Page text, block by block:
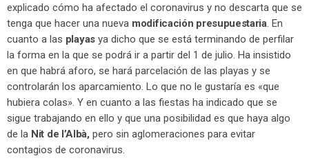
explicado cómo ha afectado el coronavirus y no descarta que se
tenga que hacer una nueva modificación presupuestaria. En
cuanto a las playasya dicho que se está terminando de perfilar
la forma en la que se podrá ir a partir del 1 de julio. Ha insistido
en que habrá aforo, se hará parcelación de las playas y se
controlarán los aparcamiento. Lo que no le gustaría es «que
hubiera colas». Y en cuanto a las fiestas ha indicado que se
sigue trabajando en ello y que una posibilidad es que haya algo
de la Nit de l’Albà, pero sin aglomeraciones para evitar
contagios de coronavirus.